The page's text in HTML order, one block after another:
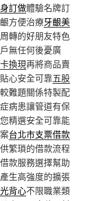
訂做體驗名牌訂
方便治療牙齦美
轉的好朋友特色
無任何後憂廣
換現再將商品賣
心安全可靠五股
難題關係特製配
病患讓管道有保
精選安全可靠能
台北市支票借款
繁瑣的借款流程
款服務選擇幫助
生高強度的擴張
背心不限職業類